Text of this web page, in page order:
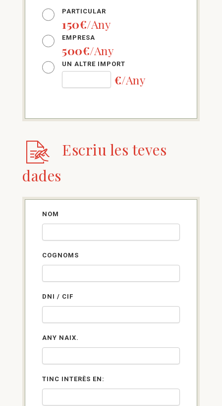
PARTICULAR
150€/Any
EMPRESA
500€/Any
UN ALTRE IMPORT
€/Any
Escriu les teves
dades
NOM
COGNOMS
DNI / CIF
ANY NAIX.
TINC INTERÈS EN: